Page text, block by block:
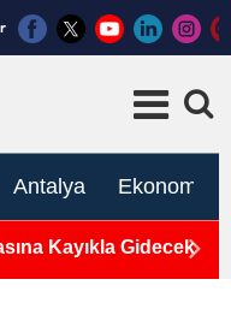
Antalya Ekonomi
Gidecek
Gazipaşa'da